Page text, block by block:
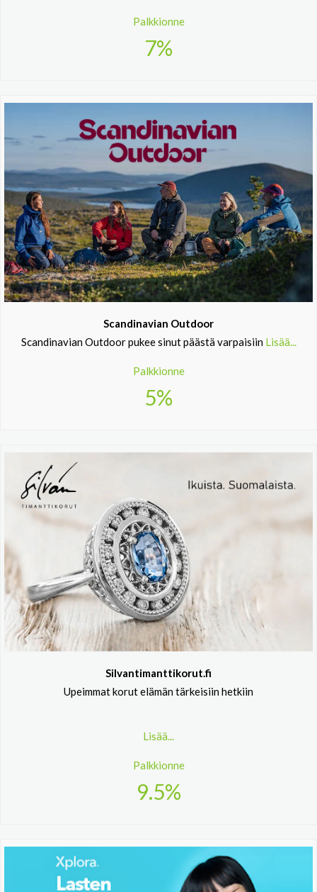
Palkkionne
7%
Scandinavian Outdoor
Scandinavian Outdoor pukee sinut päästä varpaisiin Lisää...
Palkkionne
5%
Silvantimanttikorut.fi
Upeimmat korut elämän tärkeisiin hetkiin
Lisää...
Palkkionne
9.5%